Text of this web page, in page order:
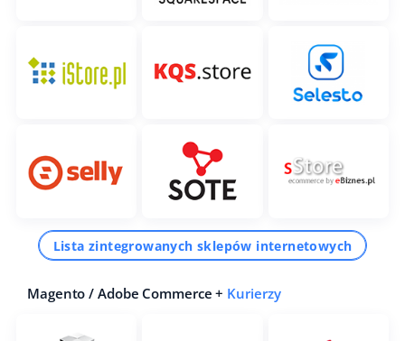
Lista zintegrowanych sklepów internetowych
Magento / Adobe Commerce + Kurierzy